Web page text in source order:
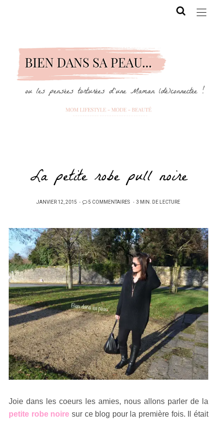
La petite robe pull noire
PUBLIÉ
JANVIER 12, 2015 5 COMMENTAIRES 3 MIN. DE LECTURE
Joie dans les coeurs les amies, nous allons parler de la
petite robe noire sur ce blog pour la première fois. Il était